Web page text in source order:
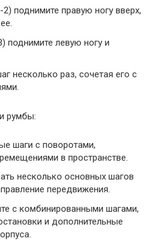
поднимите правую ногу вверх,
поднимите левую ногу и
несколько раз, сочетая его с
румбы:
шаги с поворотами,
в пространстве.
несколько основных шагов
передвижения.
с комбинированными шагами,
и дополнительные